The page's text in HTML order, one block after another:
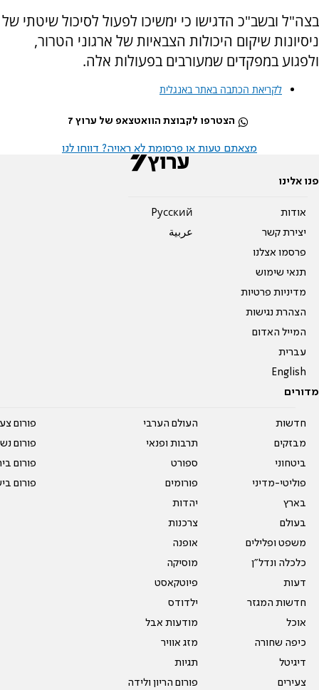
בצה"ל ובשב"כ הדגישו כי ימשיכו לפעול לסיכול שיטתי של
ניסיונות שיקום היכולות הצבאיות של ארגוני הטרור,
ולפגוע במפקדים שמעורבים בפעולות אלה.
לקריאת הכתבה באתר באנגלית
הצטרפו לקבוצת הוואטצאפ של ערוץ 7
מצאתם טעות או פרסומת לא ראויה? דווחו לנו
פנו אלינו
אודות
יצירת קשר
פרסמו אצלנו
תנאי שימוש
מדיניות פרטיות
הצהרת נגישות
המייל האדום
עברית
English
Pусский
عربية
מדורים
חדשות
מבזקים
ביטחוני
פוליטי-מדיני
בארץ
בעולם
משפט ופלילים
כלכלה ונדל"ן
דעות
חדשות המגזר
אוכל
כיפה שחורה
דיגיטל
צעירים
העולם הערבי
תרבות ופנאי
ספורט
פורומים
יהדות
צרכנות
אופנה
מוסיקה
פיוטקאסט
ילדודס
מודעות אבל
מזג אוויר
תגיות
פורום הריון ולידה
פורום
פורום
פורום
פורום